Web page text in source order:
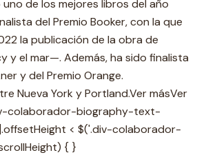
de los mejores libros del año
del Premio Booker, con la que
la publicación de la obra de
y el mar—. Además, ha sido finalista
y del Premio Orange.
Nueva York y Portland.Ver másVer
colaborador-biography-text-
< $('.div-colaborador-
{ }